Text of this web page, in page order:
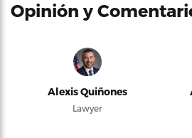
Opinión y
Alexis Quiñones
Lawyer